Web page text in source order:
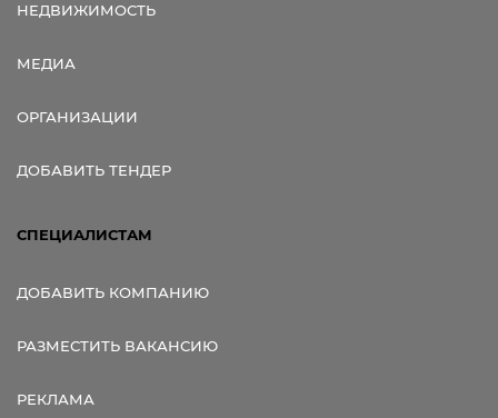
НЕДВИЖИМОСТЬ
МЕДИА
ОРГАНИЗАЦИИ
ДОБАВИТЬ ТЕНДЕР
СПЕЦИАЛИСТАМ
ДОБАВИТЬ КОМПАНИЮ
РАЗМЕСТИТЬ ВАКАНСИЮ
РЕКЛАМА